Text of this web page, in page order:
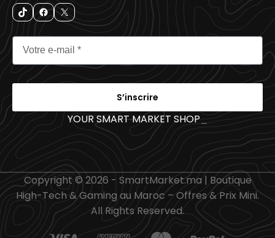
S’inscrire
YOUR SMART MARKET SHOP _
Copyright © 2026 - SmartMarket.ma | Boutique
High-Tech & Gaming au Maroc – Offres & Prix Mini.
All Rights Reserved.